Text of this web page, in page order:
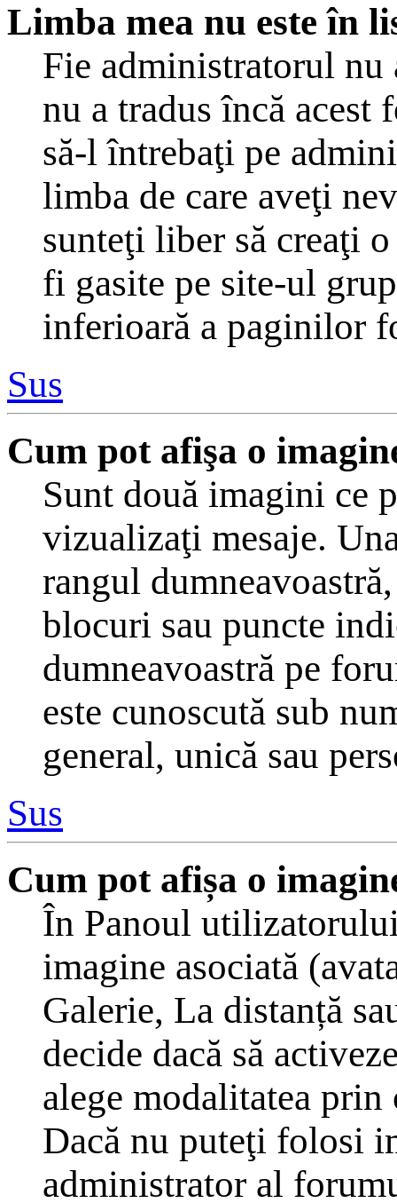
Limba mea nu este în
Fie administratorul nu
nu a tradus încă
să-l întrebaţi pe
limba de care aveţi
sunteţi liber să creaţi
fi gasite pe site-ul
inferioară a paginilor
Sus
Cum pot afişa o
Sunt două imagini ce
vizualizaţi mesaje.
rangul
blocuri sau puncte
dumneavoastră pe
este cunoscută sub
general, unică sau
Sus
Cum pot afișa o
În Panoul
imagine asociată
Galerie, La distanță
decide dacă să
alege modalitatea
Dacă nu puteţi folosi
administrator al